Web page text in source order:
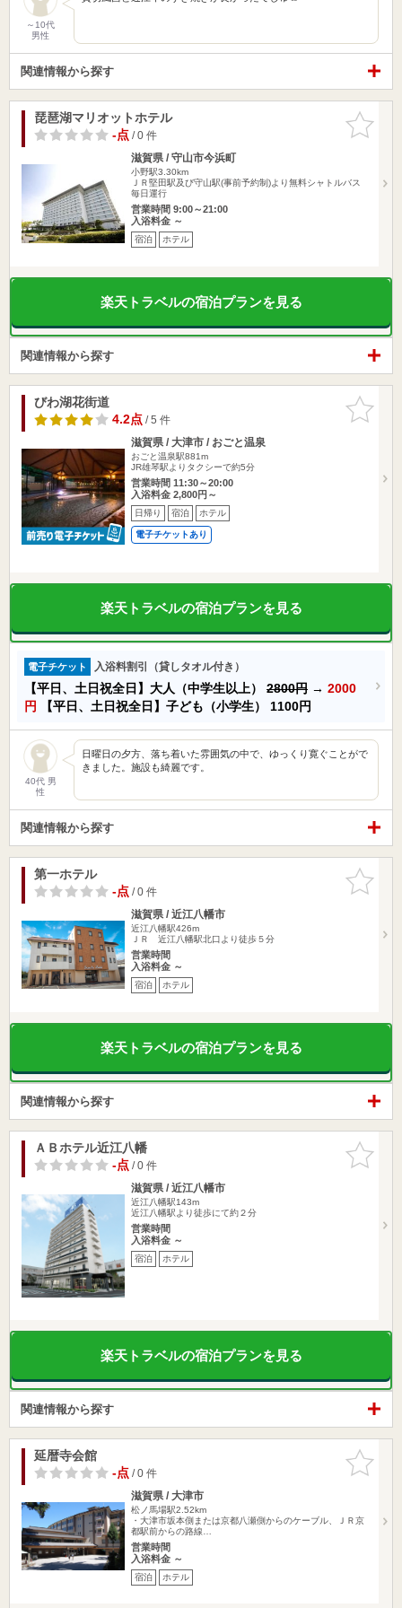
～10代
男性
関連情報から探す
お気に入
りに追加
琵琶湖マリオットホテル
-点/ 0 件
滋賀県 / 守山市今浜町
小野駅3.30km
ＪＲ堅田駅及び守山駅(事前予約制)より無料シャトルバス
毎日運行
営業時間 9:00～21:00
入浴料金 ～
宿泊 ホテル
楽天トラベルの宿泊プランを見る
関連情報から探す
お気に入
りに追加
びわ湖花街道
4.2点/ 5 件
滋賀県 / 大津市 / おごと温泉
おごと温泉駅881m
JR雄琴駅よりタクシーで約5分
営業時間 11:30～20:00
入浴料金 2,800円～
日帰り 宿泊 ホテル
電子チケットあり
楽天トラベルの宿泊プランを見る
電子チケット 入浴料割引（貸しタオル付き）
【平日、土日祝全日】大人（中学生以上） 2800円 → 2000
円
【平日、土日祝全日】子ども（小学生） 1100円
40代 男
性
日曜日の夕方、落ち着いた雰囲気の中で、ゆっくり寛ぐことがで
きました。施設も綺麗です。
関連情報から探す
お気に入
りに追加
第一ホテル
-点/ 0 件
滋賀県 / 近江八幡市
近江八幡駅426m
ＪＲ 近江八幡駅北口より徒歩５分
営業時間
入浴料金 ～
宿泊 ホテル
楽天トラベルの宿泊プランを見る
関連情報から探す
お気に入
りに追加
ＡＢホテル近江八幡
-点/ 0 件
滋賀県 / 近江八幡市
近江八幡駅143m
近江八幡駅より徒歩にて約２分
営業時間
入浴料金 ～
宿泊 ホテル
楽天トラベルの宿泊プランを見る
関連情報から探す
お気に入
りに追加
延暦寺会館
-点/ 0 件
滋賀県 / 大津市
松ノ馬場駅2.52km
・大津市坂本側または京都八瀬側からのケーブル、ＪＲ京
都駅前からの路線…
営業時間
入浴料金 ～
宿泊 ホテル